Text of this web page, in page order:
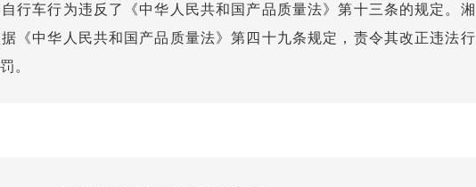
行车行为违反了《中华人民共和国产品质量法》第十三条的规定。湘
《中华人民共和国产品质量法》第四十九条规定，责令其改正违法行
。